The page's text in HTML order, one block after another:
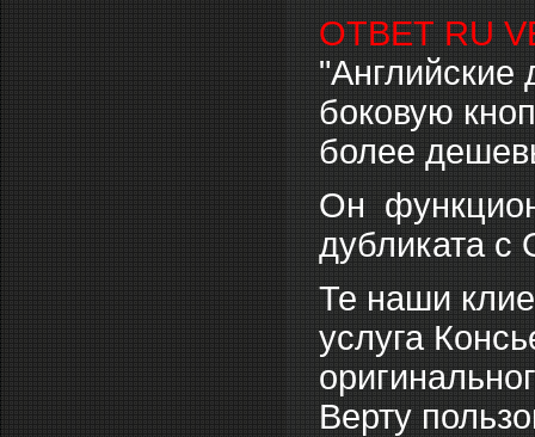
ОТВЕТ RU
"Английские
боковую
более
Он
дубликата
Те наши
услуга
Верту